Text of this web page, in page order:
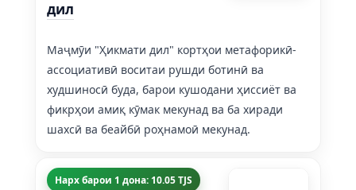
дил
Маҷмӯи "Ҳикмати дил" кортҳои метафорикӣ-
ассоциативӣ воситаи рушди ботинӣ ва
худшиносӣ буда, барои кушодани ҳиссиёт ва
фикрҳои амиқ кӯмак мекунад ва ба хиради
шахсӣ ва беайбӣ роҳнамоӣ мекунад.
Нарх барои 1 дона: 10.05 TJS